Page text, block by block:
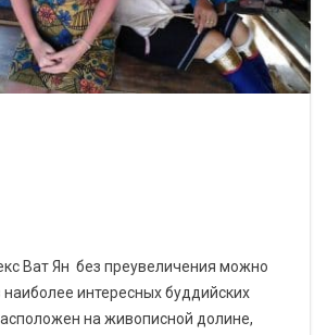
Ват Ян без преувеличения можно
интересных буддийских
на живописной долине,